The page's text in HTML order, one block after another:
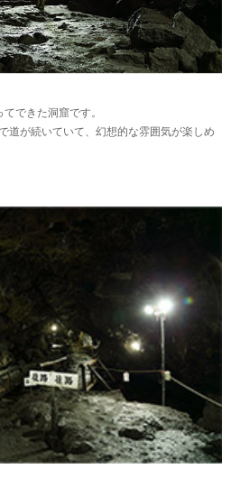
できた洞窟です。
道が続いていて、幻想的な雰囲気が楽しめ